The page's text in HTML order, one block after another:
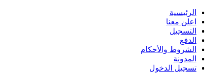
الرئيسية
اعلن معنا
التسجيل
الدفع
الشروط والأحكام
المدونة
تسجيل الدخول